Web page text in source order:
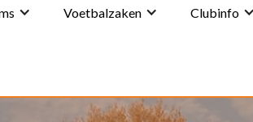
Voetbalzaken Clubinfo